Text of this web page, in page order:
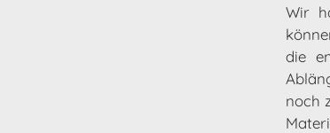
Wir
die
noch